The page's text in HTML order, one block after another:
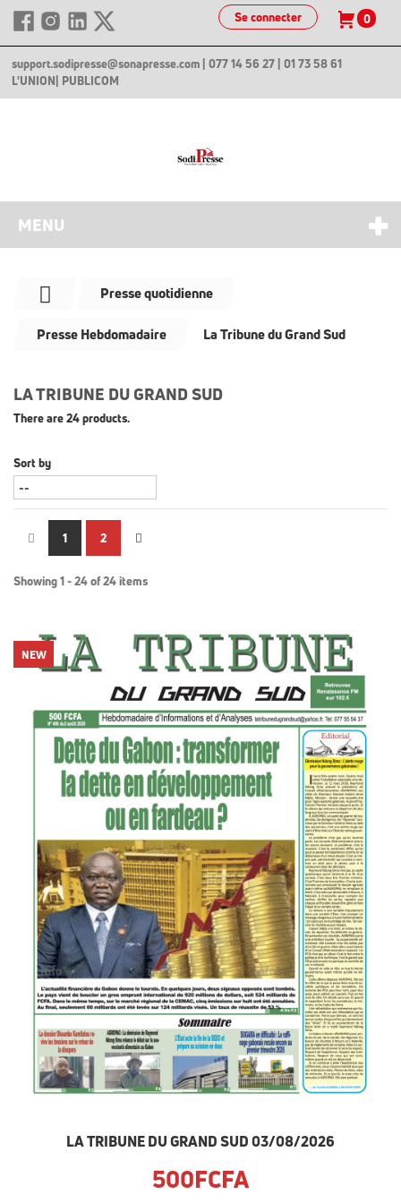
Se connecter 0
support.sodipresse@sonapresse.com | 077 14 56 27 | 01 73 58 61
L'UNION | PUBLICOM
MENU
Presse quotidienne
Presse Hebdomadaire La Tribune du Grand Sud
LA TRIBUNE DU GRAND SUD
There are 24 products.
Sort by
1 2
Showing 1 - 24 of 24 items
NEW
LA TRIBUNE DU GRAND SUD 03/08/2026
500FCFA